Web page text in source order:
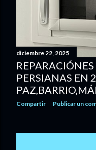
diciembre 22, 2025
PERSIANAS EN
Compartir Publicar un